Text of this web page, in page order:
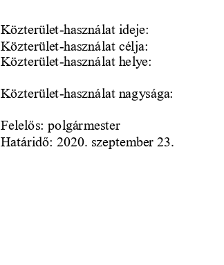
Közterület-használat ideje:
Közterület-használat célja:
Közterület-használat helye:
Közterület-használat nagysága:
Felelős: polgármester
Határidő: 2020. szeptember 23.